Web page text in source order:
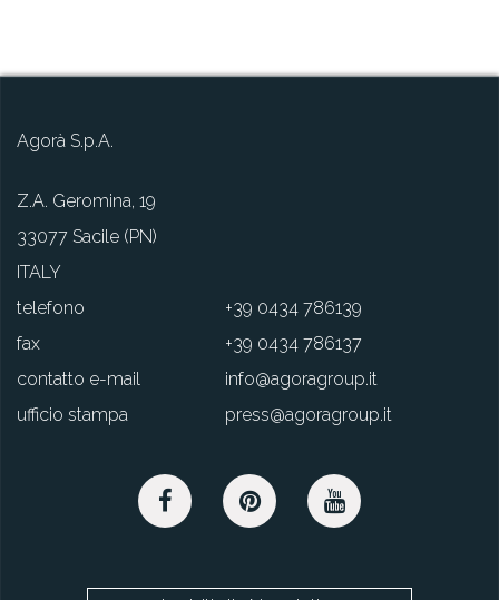
Agorà S.p.A.
Z.A. Geromina, 19
33077 Sacile (PN)
ITALY
telefono
fax
contatto e-mail
ufficio stampa
+39 0434 786139
+39 0434 786137
info@agoragroup.it
press@agoragroup.it